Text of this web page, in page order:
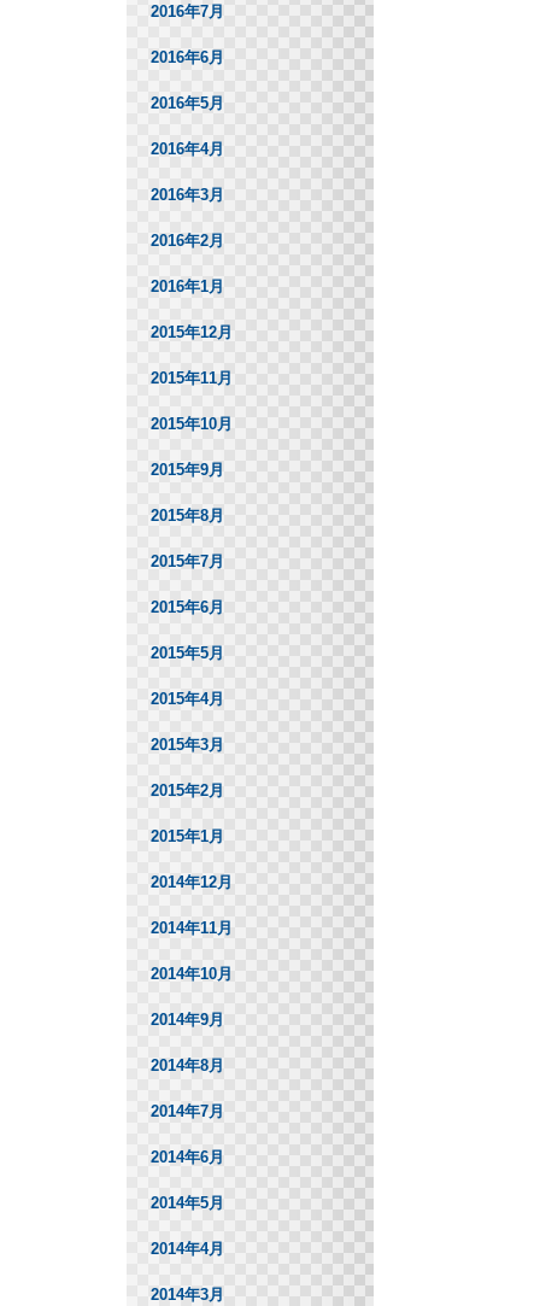
2016年7月
2016年6月
2016年5月
2016年4月
2016年3月
2016年2月
2016年1月
2015年12月
2015年11月
2015年10月
2015年9月
2015年8月
2015年7月
2015年6月
2015年5月
2015年4月
2015年3月
2015年2月
2015年1月
2014年12月
2014年11月
2014年10月
2014年9月
2014年8月
2014年7月
2014年6月
2014年5月
2014年4月
2014年3月